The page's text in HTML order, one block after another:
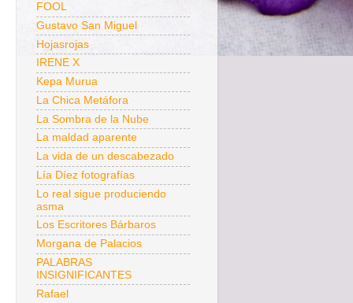
FOOL
Gustavo San Miguel
Hojasrojas
IRENE X
Kepa Murua
La Chica Metáfora
La Sombra de la Nube
La maldad aparente
La vida de un descabezado
Lía Díez fotografías
Lo real sigue produciendo
asma
Los Escritores Bárbaros
Morgana de Palacios
PALABRAS
INSIGNIFICANTES
Rafael